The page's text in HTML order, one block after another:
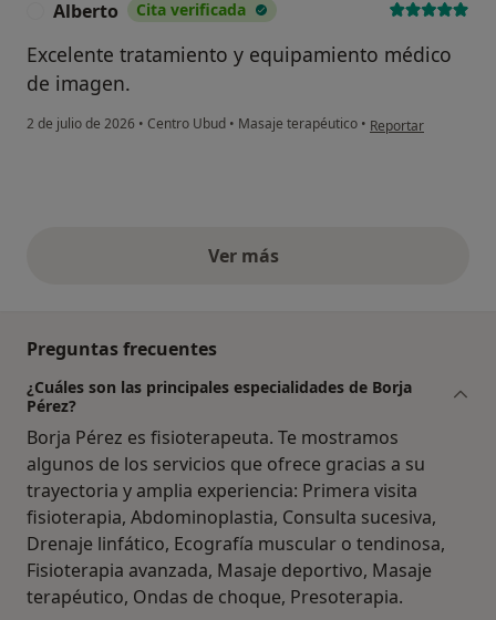
Alberto Cita verificada
Excelente tratamiento y equipamiento médico
de imagen.
2 de julio de 2026 • Centro Ubud • Masaje terapéutico • en opinión del
Reportar
Ver másopiniones anteriores
Preguntas frecuentes
¿Cuáles son las principales especialidades de Borja
Pérez?
Borja Pérez es fisioterapeuta. Te mostramos
algunos de los servicios que ofrece gracias a su
trayectoria y amplia experiencia: Primera visita
fisioterapia, Abdominoplastia, Consulta sucesiva,
Drenaje linfático, Ecografía muscular o tendinosa,
Fisioterapia avanzada, Masaje deportivo, Masaje
terapéutico, Ondas de choque, Presoterapia.